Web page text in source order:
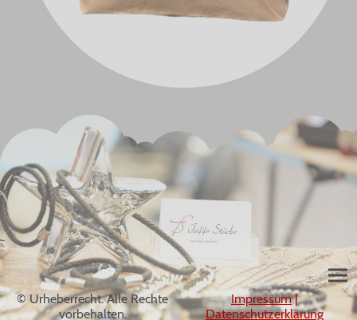
© Urheberrecht. Alle Rechte
vorbehalten.
Impressum|
Datenschutzerklärung